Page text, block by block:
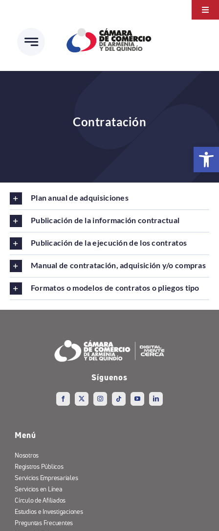
Abrir
contenido
Contratación
Plan anual de adquisiciones
Publicación de la información contractual
Publicación de la ejecución de los contratos
Manual de contratación, adquisición y/o compras
Formatos o modelos de contratos o pliegos tipo
Síguenos
Menú
Nosotros
Registros Públicos
Servicios Empresariales
Servicios en Línea
Círculo de Afiliados
Estudios e Investigaciones
Preguntas Frecuentes